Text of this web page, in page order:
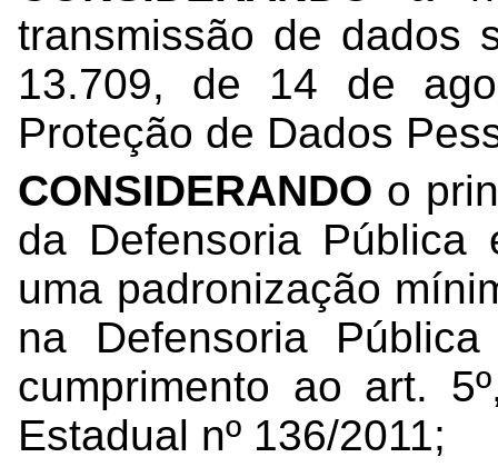
transmissão de dados
13.709, de 14 de
Proteção de Dados
CONSIDERANDO o
da Defensoria
uma padronização
na Defensoria
cumprimento ao art.
Estadual nº 136/2011;